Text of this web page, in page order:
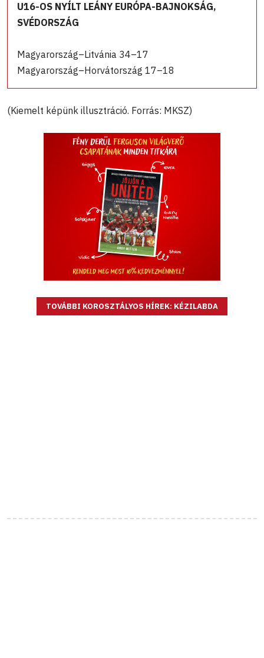
U16-OS NYÍLT LEÁNY EURÓPA-BAJNOKSÁG,
SVÉDORSZÁG
Magyarország–Litvánia 34–17
Magyarország–Horvátország 17–18
(Kiemelt képünk illusztráció. Forrás: MKSZ)
TOVÁBBI KOROSZTÁLYOS HÍREK: KÉZILABDA